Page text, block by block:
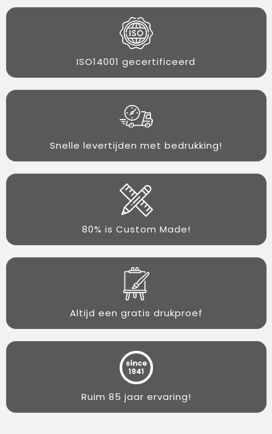
ISO14001 gecertificeerd
Snelle levertijden met bedrukking!
80% is Custom Made!
Altijd een gratis drukproef
Ruim 85 jaar ervaring!